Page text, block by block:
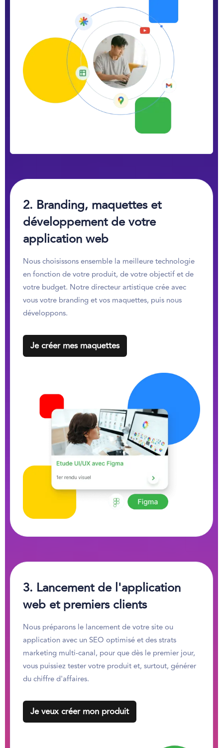
2. Branding, maquettes et
développement de votre
application web
Nous choisissons ensemble la meilleure technologie
en fonction de votre produit, de votre objectif et de
votre budget. Notre directeur artistique crée avec
vous votre branding et vos maquettes, puis nous
développons.
Je créer mes maquettes
3. Lancement de l'application
web et premiers clients
Nous préparons le lancement de votre site ou
application avec un SEO optimisé et des strats
marketing multi-canal, pour que dès le premier jour,
vous puissiez tester votre produit et, surtout, générer
du chiffre d'affaires.
Je veux créer mon produit